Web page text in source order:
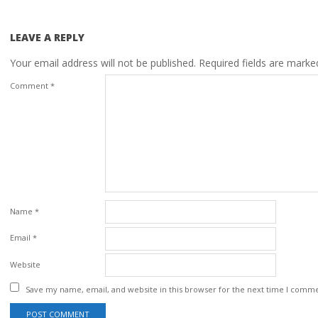
LEAVE A REPLY
Your email address will not be published. Required fields are
Comment *
Name *
Email *
Website
Save my name, email, and website in this browser for the next time I